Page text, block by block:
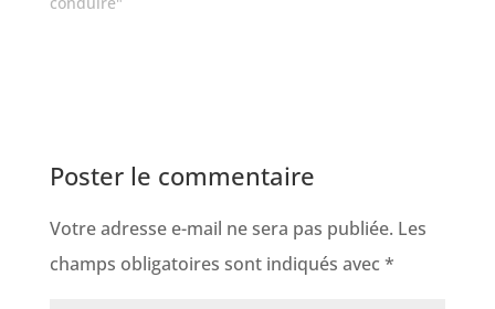
Poster le commentaire
Votre adresse e-mail ne sera pas publiée. Les
champs obligatoires sont indiqués avec *